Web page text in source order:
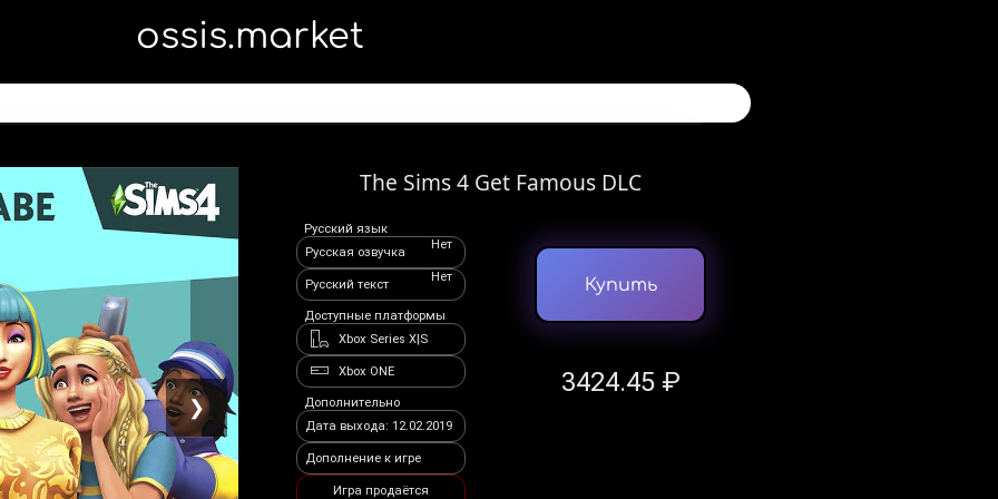
ossis.market
❯
The Sims 4 Get Famous DLC
Русский язык
Русская озвучка
Нет
Русский текст
Нет
Доступные платформы
Xbox Series X|S
Xbox ONE
Дополнительно
Дата выхода: 12.02.2019
Дополнение к игре
Игра продаётся
Купить
3424.45 ₽